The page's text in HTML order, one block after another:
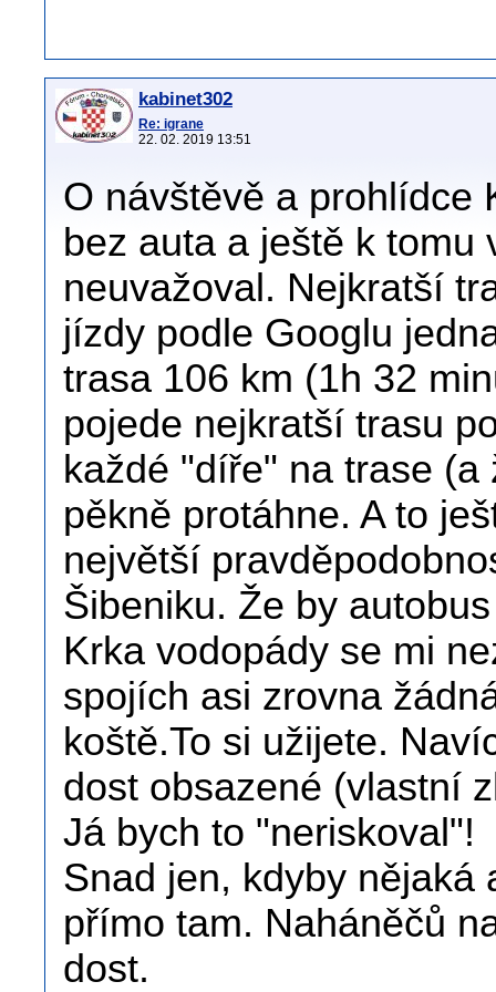
kabinet302
Re: igrane
22. 02. 2019 13:51
O návštěvě a prohlídce
bez auta a ještě k
neuvažoval. Nejkratší
jízdy podle Googlu
trasa 106 km (1h 32
pojede nejkratší trasu
každé "díře" na trase
pěkně protáhne. A to
největší
Šibeniku. Že by
Krka vodopády se mi
spojích asi zrovna
koště.To si užijete.
dost obsazené (vlastní
Já bych to "neriskoval"!
Snad jen, kdyby nějaká
přímo tam. Naháněčů
dost.